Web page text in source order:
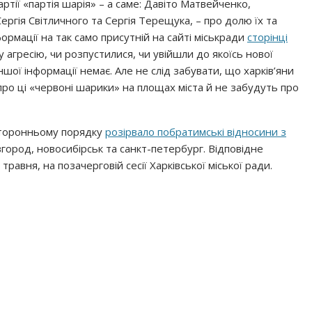
«партія шарія» – а саме: Давіто Матвейченко,
Світличного та Сергія Терещука, – про долю їх та
на так само присутній на сайті міськради сторінці
чи розпустилися, чи увійшли до якоїсь нової
інформації немає. Але не слід забувати, що харків’яни
ці «червоні шарики» на площах міста й не забудуть про
порядку розірвало побратимські відносини з
новосибірськ та санкт-петербург. Відповідне
на позачерговій сесії Харківської міської ради.